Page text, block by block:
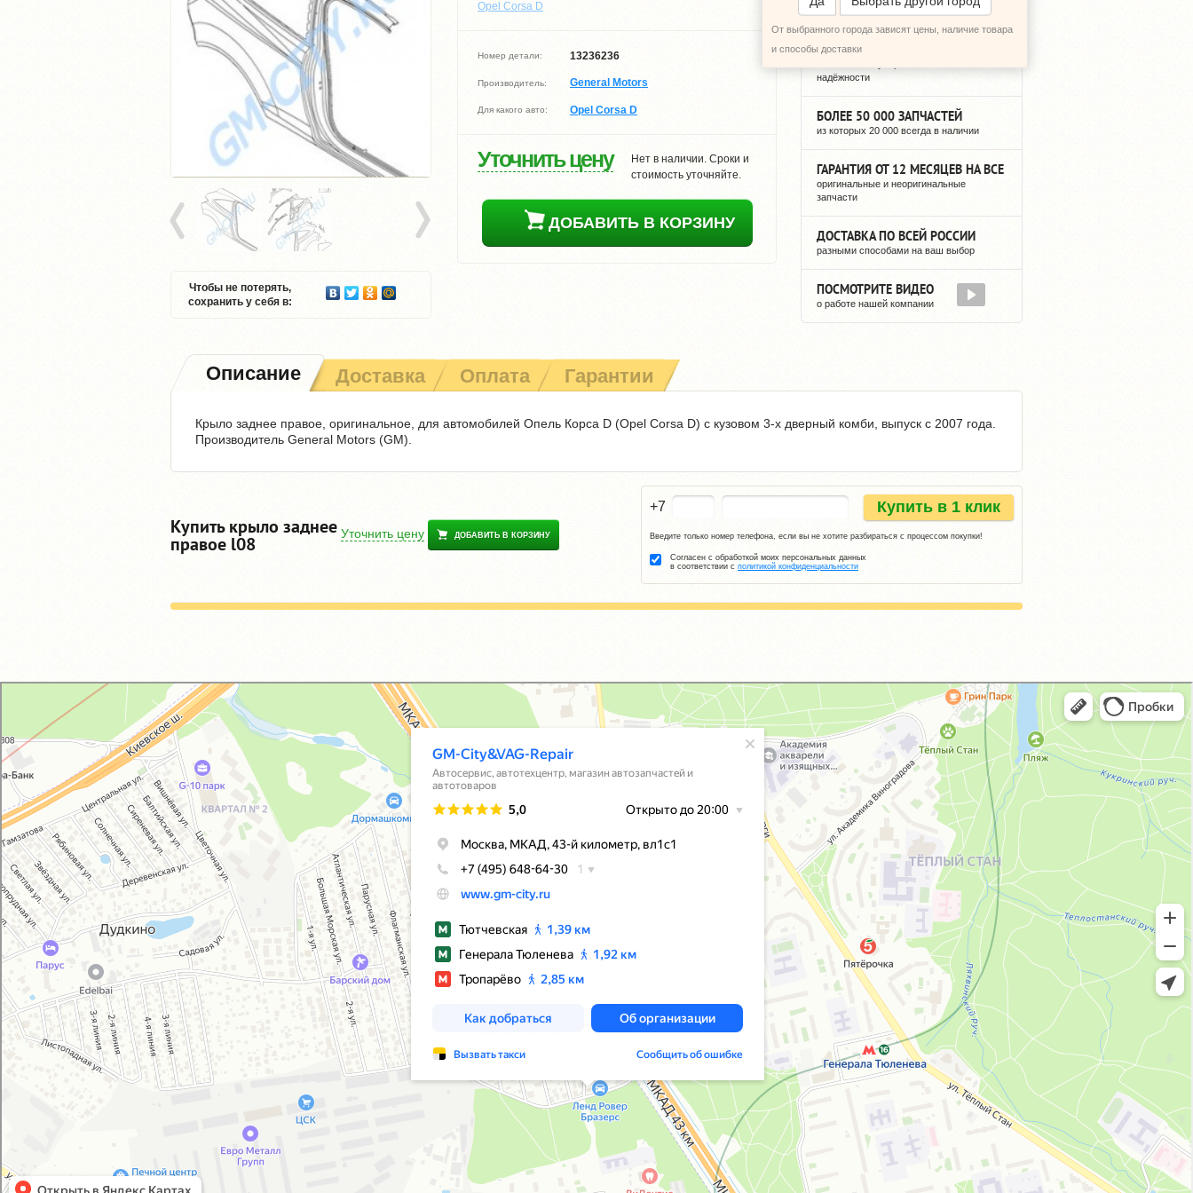
Opel Corsa D
Чтобы не потерять,
сохранить у себя в:
Номер детали: 13236236
Производитель: General Motors
Для какого авто: Opel Corsa D
Уточнить цену
Нет в наличии. Сроки и
стоимость уточняйте.
ДОБАВИТЬ В КОРЗИНУ
От выбранного города зависят цены, наличие товара
и способы доставки12 ЛЕТ РЕГУЛЯРНЫХ ПОСТАВОК
надёжности
БОЛЕЕ 50 000 ЗАПЧАСТЕЙ
из которых 20 000 всегда в наличии
ГАРАНТИЯ ОТ 12 МЕСЯЦЕВ НА ВСЕ
оригинальные и неоригинальные
запчасти
ДОСТАВКА ПО ВСЕЙ РОССИИ
разными способами на ваш выбор
ПОСМОТРИТЕ ВИДЕО
о работе нашей компании
Описание Доставка Оплата Гарантии
Крыло заднее правое, оригинальное, для автомобилей Опель Корса D (Opel Corsa D) с кузовом 3-х дверный комби, выпуск с 2007 года.
Производитель General Motors (GM).
Купить крыло заднее
правое l08 Уточнить цену ДОБАВИТЬ В КОРЗИНУ
+7 Купить в 1 клик
Введите только номер телефона, если вы не хотите разбираться с процессом покупки!
Согласен с обработкой моих персональных данных
в соответствии с политикой конфиденциальности
GM-City&VAG-Repair
Автосервис, автотехцентр в Москве
Магазин автозапчастей и автотоваров в Москве